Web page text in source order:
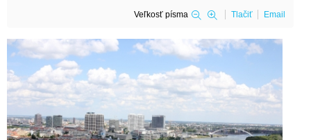
Veľkosť písma Tlačiť Email